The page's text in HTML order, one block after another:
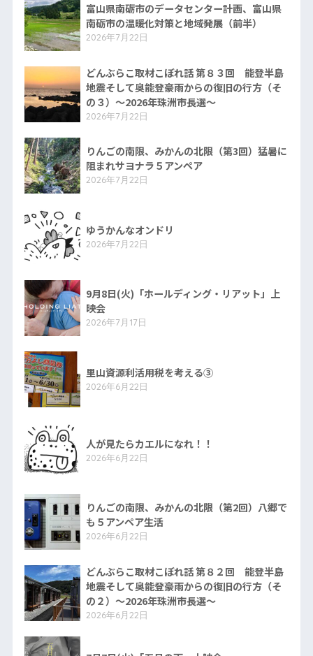
富山県南砺市のデータセンター計画、富山県
南砺市の温暖化対策と地域発展（前半）
2026年7月22日
どんぶらこ取材こぼれ話 第８３回 能登半島
地震そして奥能登豪雨からの復旧の行方（そ
の３）〜2026年珠洲市長選〜
2026年7月22日
りんごの南限、みかんの北限（第3回）猛暑に
阻まれサヨナラ５アンペア
2026年7月22日
ゆうかんなオンドリ
2026年7月22日
9月8日(火)「ホールディング・リアット」上
映会
2026年7月17日
里山資源利活用税を考える③
2026年6月22日
人が見たらカエルになれ！！
2026年6月22日
りんごの南限、みかんの北限（第2回）八郷で
も５アンペア生活
2026年6月22日
どんぶらこ取材こぼれ話 第８２回 能登半島
地震そして奥能登豪雨からの復旧の行方（そ
の２）〜2026年珠洲市長選〜
2026年6月22日